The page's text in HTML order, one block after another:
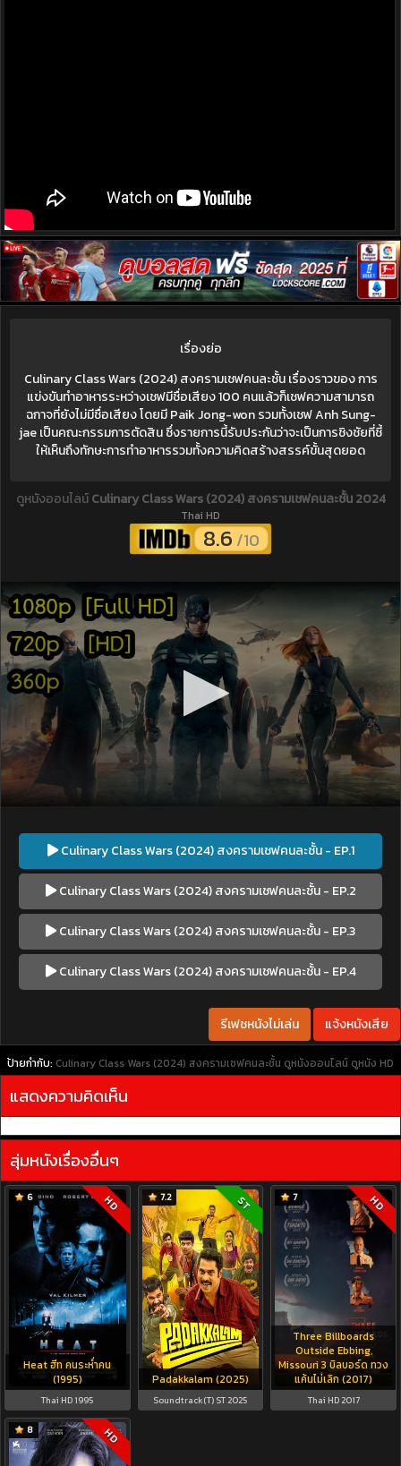
เรื่องย่อ
Culinary Class Wars (2024) สงครามเชฟคนละชั้น เรื่องราวของ การ
แข่งขันทำอาหารระหว่างเชฟมีชื่อเสียง 100 คนแล้วก็เชฟความสามารถ
ฉกาจที่ยังไม่มีชื่อเสียง โดยมี Paik Jong-won รวมทั้งเชฟ Anh Sung-
jae เป็นคณะกรรมการตัดสิน ซึ่งรายการนี้รับประกันว่าจะเป็นการชิงชัยที่ชี้
ให้เห็นถึงทักษะการทำอาหารรวมทั้งความคิดสร้างสรรค์ขั้นสุดยอด
ดูหนังออนไลน์Culinary Class Wars (2024) สงครามเชฟคนละชั้น 2024
Thai HD
8.6 /10
Culinary Class Wars (2024) สงครามเชฟคนละชั้น - EP.1
Culinary Class Wars (2024) สงครามเชฟคนละชั้น - EP.2
Culinary Class Wars (2024) สงครามเชฟคนละชั้น - EP.3
Culinary Class Wars (2024) สงครามเชฟคนละชั้น - EP.4
รีเฟชหนังไม่เล่น แจ้งหนังเสีย
ป้ายกำกับ: Culinary Class Wars (2024) สงครามเชฟคนละชั้น ดูหนังออนไลน์ ดูหนัง HD
แสดงความคิดเห็น
สุ่มหนังเรื่องอื่นๆ
Heat ฮีท คนระห่ำคน
(1995)
6 HD
Thai HD 1995
Padakkalam (2025)
7.2 ST
Soundtrack(T) ST 2025
Three Billboards
Outside Ebbing,
Missouri 3 บิลบอร์ด ทวง
แค้นไม่เลิก (2017)
7 HD
Thai HD 2017
8 HD